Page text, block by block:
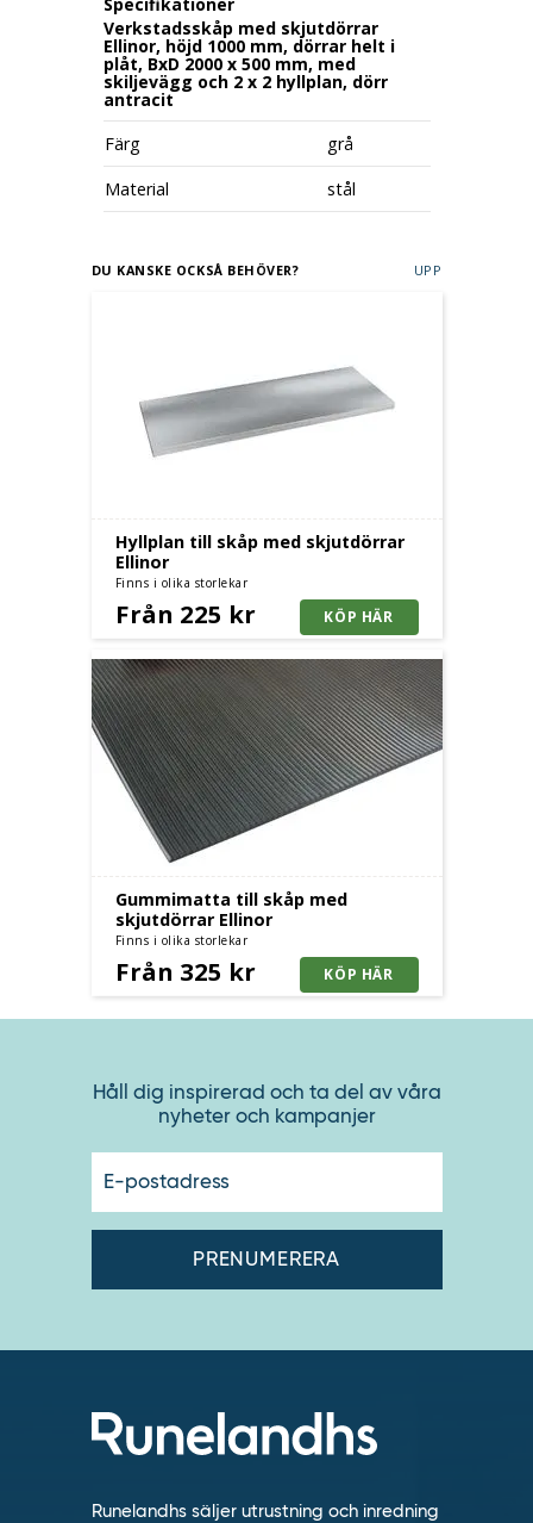
Verkstadsskåp med skjutdörrar
Ellinor, höjd 1000 mm, dörrar helt i
plåt, BxD 2000 x 500 mm, med
skiljevägg och 2 x 2 hyllplan, dörr
antracit
Färg
grå
Material
stål
DU KANSKE OCKSÅ BEHÖVER? UPP
Hyllplan till skåp med skjutdörrar
Ellinor
Finns i olika storlekar
Från 225 kr
Gummimatta till skåp med
skjutdörrar Ellinor
Finns i olika storlekar
Från 325 kr
Håll dig inspirerad och ta del av våra
nyheter och kampanjer
Runelandhs säljer utrustning och inredning